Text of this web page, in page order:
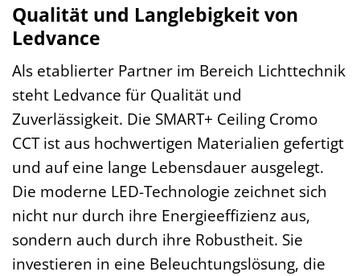
Qualität und Langlebigkeit von
Ledvance
Als etablierter Partner im Bereich Lichttechnik
steht Ledvance für Qualität und
Zuverlässigkeit. Die SMART+ Ceiling Cromo
CCT ist aus hochwertigen Materialien gefertigt
und auf eine lange Lebensdauer ausgelegt.
Die moderne LED-Technologie zeichnet sich
nicht nur durch ihre Energieeffizienz aus,
sondern auch durch ihre Robustheit. Sie
investieren in eine Beleuchtungslösung, die